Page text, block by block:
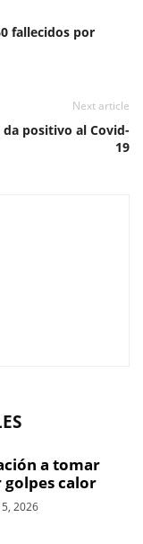
fallecidos por
Next article
da positivo al Covid-
19
a tomar
calor
2026